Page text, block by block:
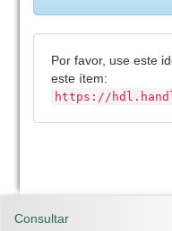
Por favor, use este
este ítem:
https://
Consultar